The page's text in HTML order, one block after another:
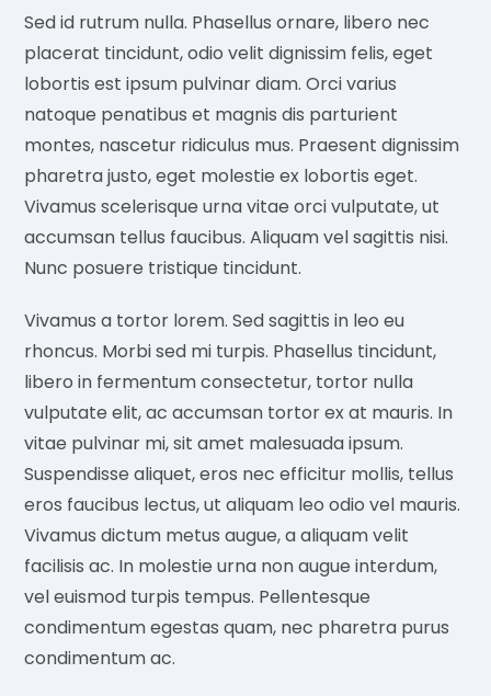
Sed id rutrum nulla. Phasellus ornare, libero nec
placerat tincidunt, odio velit dignissim felis, eget
lobortis est ipsum pulvinar diam. Orci varius
natoque penatibus et magnis dis parturient
montes, nascetur ridiculus mus. Praesent dignissim
pharetra justo, eget molestie ex lobortis eget.
Vivamus scelerisque urna vitae orci vulputate, ut
accumsan tellus faucibus. Aliquam vel sagittis nisi.
Nunc posuere tristique tincidunt.
Vivamus a tortor lorem. Sed sagittis in leo eu
rhoncus. Morbi sed mi turpis. Phasellus tincidunt,
libero in fermentum consectetur, tortor nulla
vulputate elit, ac accumsan tortor ex at mauris. In
vitae pulvinar mi, sit amet malesuada ipsum.
Suspendisse aliquet, eros nec efficitur mollis, tellus
eros faucibus lectus, ut aliquam leo odio vel mauris.
Vivamus dictum metus augue, a aliquam velit
facilisis ac. In molestie urna non augue interdum,
vel euismod turpis tempus. Pellentesque
condimentum egestas quam, nec pharetra purus
condimentum ac.